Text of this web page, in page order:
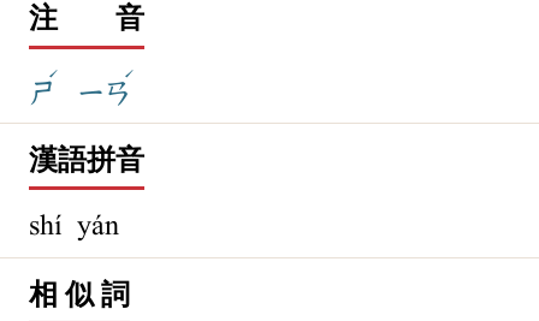
注 音
ㄕ
ˊ
ㄧㄢ
ˊ
漢語拼音
shí yán
相 似 詞